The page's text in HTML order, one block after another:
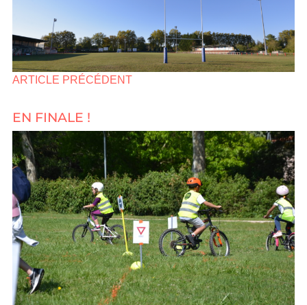
ARTICLE PRÉCÉDENT
EN FINALE !